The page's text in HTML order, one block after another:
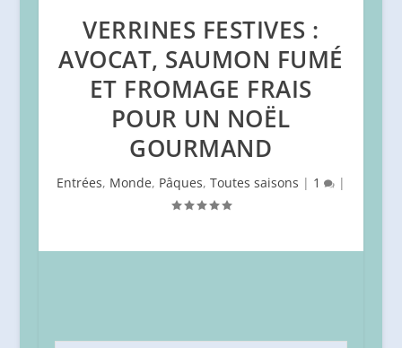
VERRINES FESTIVES :
AVOCAT, SAUMON FUMÉ
ET FROMAGE FRAIS
POUR UN NOËL
GOURMAND
Entrées, Monde, Pâques, Toutes saisons | 1 |